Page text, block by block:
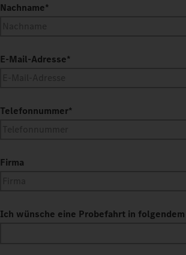
Nachname*
E-Mail-Adresse*
Telefonnummer*
Firma
Ich wünsche eine Probefahrt in